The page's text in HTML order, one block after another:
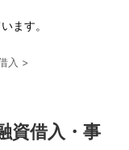
ます。
入 >
資借入・事